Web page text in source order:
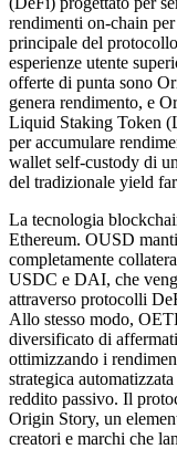
rendimenti on-chain
principale del
esperienze utente
offerte di punta sono
genera rendimento, e
Liquid Staking Token
per accumulare
wallet self-custody di
del tradizionale yield
La tecnologia
Ethereum. OUSD
completamente
USDC e DAI, che
attraverso protocolli
Allo stesso modo,
diversificato di
ottimizzando i
strategica
reddito passivo. Il
Origin Story, un
creatori e marchi che